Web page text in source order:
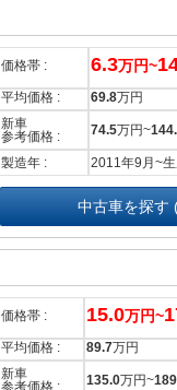
価格帯 : 6.3万円~
平均価格 : 69.8万円
新車
参考価格 :
74.5万円~
製造年 : 2011年9月~
中古車を探す
価格帯 : 15.0万円~
平均価格 : 89.7万円
新車
参考価格 :
135.0万円~